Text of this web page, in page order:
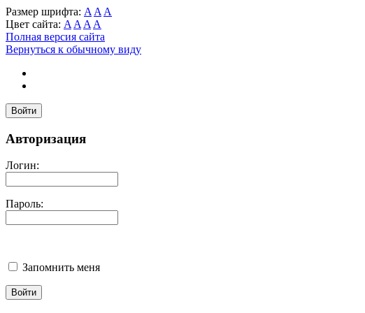
Размер шрифта: A A A
Цвет сайта: A A A A
Полная версия сайта
Вернуться к обычному виду
Войти
Авторизация
Логин:
Пароль:
Запомнить меня